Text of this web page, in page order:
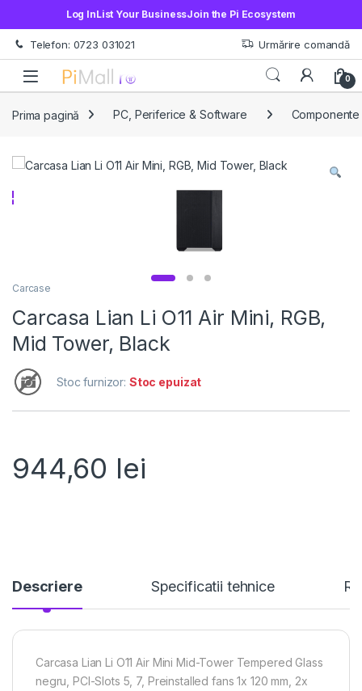
Log InList Your BusinessJoin the Pi Ecosystem
Treci la navigare
Sări la conținut
Telefon: 0723 031021 Urmărire comandă
Open 0
Prima pagină PC, Periferice & Software Componente
Carcase
Carcasa Lian Li O11 Air Mini, RGB,
Mid Tower, Black
Stoc furnizor: Stoc epuizat
944,60 lei
Descriere Specificatii tehnice
Carcasa Lian Li O11 Air Mini Mid-Tower Tempered Glass
negru, PCI-Slots 5, 7, Preinstalled fans 1x 120 mm, 2x